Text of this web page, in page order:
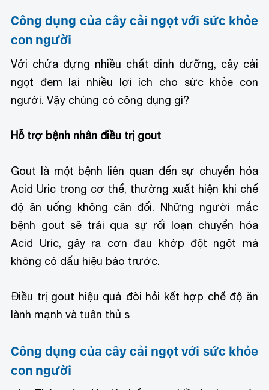
Công dụng của cây cải ngọt với sức khỏe
con người
Với chứa đựng nhiều chất dinh dưỡng, cây cải
ngọt đem lại nhiều lợi ích cho sức khỏe con
người. Vậy chúng có công dụng gì?
Hỗ trợ bệnh nhân điều trị gout
Gout là một bệnh liên quan đến sự chuyển hóa
Acid Uric trong cơ thể, thường xuất hiện khi chế
độ ăn uống không cân đối. Những người mắc
bệnh gout sẽ trải qua sự rối loạn chuyển hóa
Acid Uric, gây ra cơn đau khớp đột ngột mà
không có dấu hiệu báo trước.
Điều trị gout hiệu quả đòi hỏi kết hợp chế độ ăn
lành mạnh và tuân thủ s
Công dụng của cây cải ngọt với sức khỏe
con người